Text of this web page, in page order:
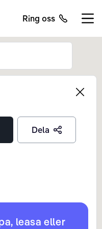
Ring oss
Left
Dela
leasa eller